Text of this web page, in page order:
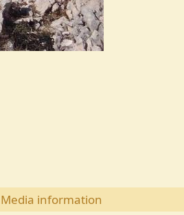
Media information